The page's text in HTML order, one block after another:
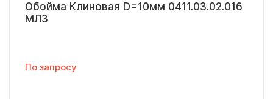
Обойма Клиновая D=10мм 0411.03.02.016
МЛЗ
По запросу